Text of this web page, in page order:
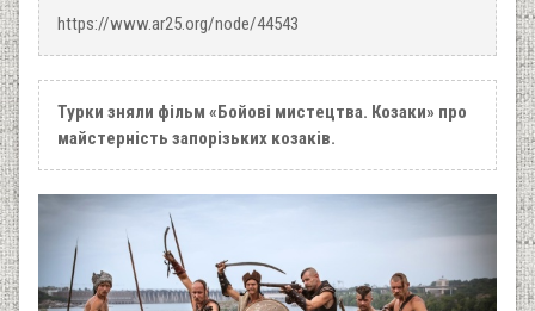
https://www.ar25.org/node/44543
Турки зняли фільм «Бойові мистецтва. Козаки» про
майстерність запорізьких козаків.